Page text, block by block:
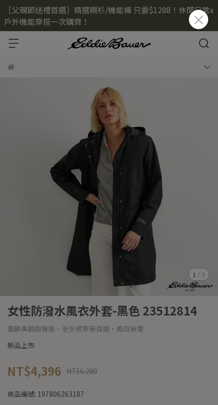
［父親節送禮首選］精選襯衫/機能褲 只要$1288！休閒日常x
戶外機能穿搭一次購齊！
1 / 3
女性防潑水風衣外套-黑色 23512814
兼顧美觀與機能，全天候穿著首選，風雨無懼
新品上市
NT$4,396 NT$6,280
商品編號: 197806263187